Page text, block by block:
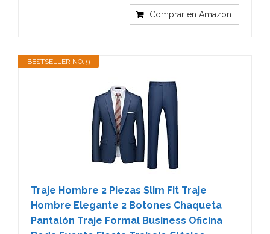
Comprar en Amazon
BESTSELLER NO. 9
Traje Hombre 2 Piezas Slim Fit Traje
Hombre Elegante 2 Botones Chaqueta
Pantalón Traje Formal Business Oficina